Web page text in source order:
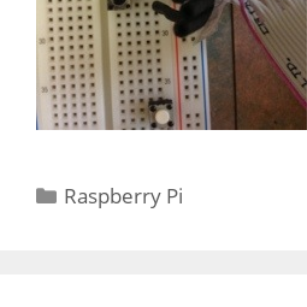
Kategorien
Raspberry Pi